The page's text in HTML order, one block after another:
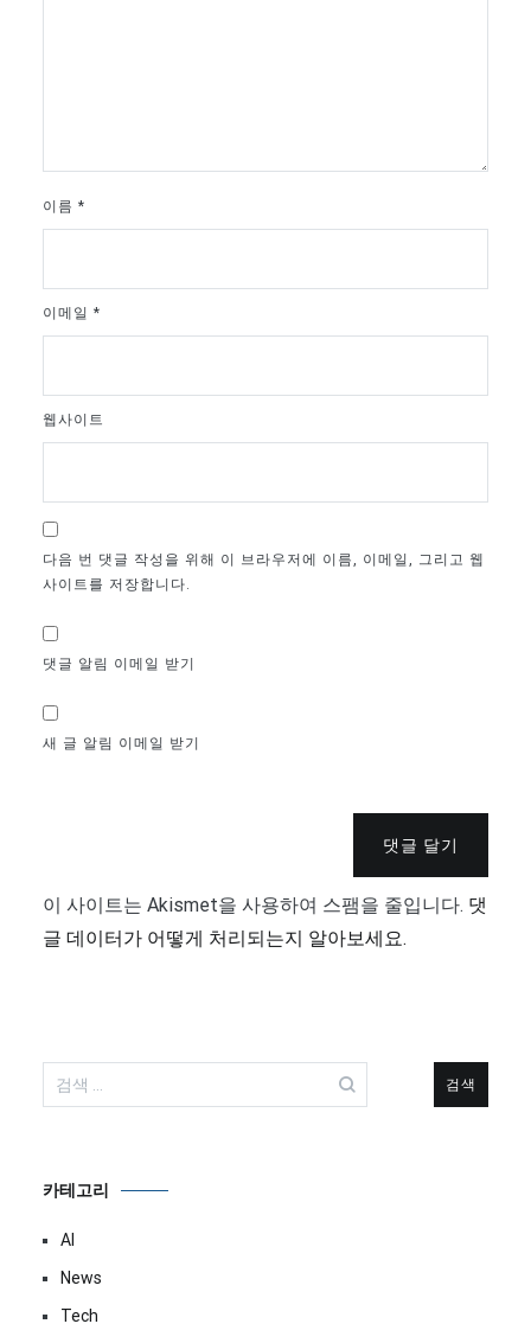
이름 *
이메일 *
웹사이트
다음 번 댓글 작성을 위해 이 브라우저에 이름, 이메일, 그리고 웹
사이트를 저장합니다.
댓글 알림 이메일 받기
새 글 알림 이메일 받기
댓글 달기
이 사이트는 Akismet을 사용하여 스팸을 줄입니다. 댓
글 데이터가 어떻게 처리되는지 알아보세요.
색:
카테고리
AI
News
Tech